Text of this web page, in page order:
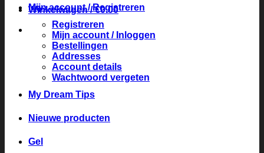
Winkelwagen /€0.00
Mijn account / Registreren
Registreren
Mijn account / Inloggen
Bestellingen
Addresses
Account details
Wachtwoord vergeten
My Dream Tips
Nieuwe producten
Gel